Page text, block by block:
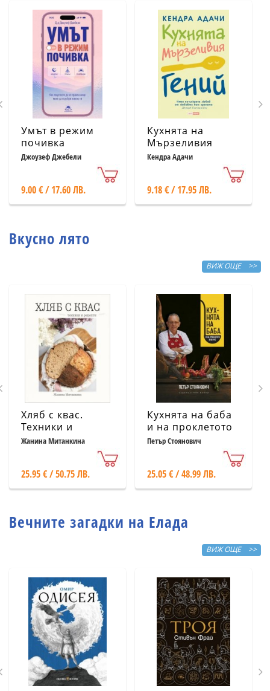
Умът в режим
почивка
Джоузеф Джебели
9.00 € / 17.60 ЛВ.
Кухнята на
Мързеливия
гений
Кендра Адачи
9.18 € / 17.95 ЛВ.
Вкусно лято
ВИЖ ОЩЕ >>
Хляб с квас.
Техники и
рецепти
Жанина Митанкина
25.95 € / 50.75 ЛВ.
Кухнята на баба
и на проклетото
й внуче
Петър Стоянович
25.05 € / 48.99 ЛВ.
Вечните загадки на Елада
ВИЖ ОЩЕ >>